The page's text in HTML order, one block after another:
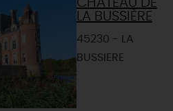
LA BUSSIÈRE
45230 - LA
BUSSIERE